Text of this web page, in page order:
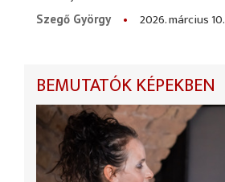
Szegő György
2026. március 10.
BEMUTATÓK KÉPEKBEN